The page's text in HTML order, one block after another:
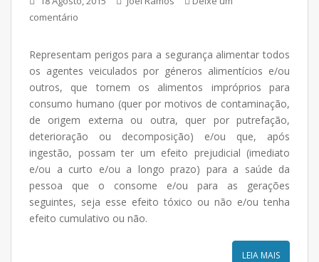
comentário
Representam perigos para a segurança alimentar todos
os agentes veiculados por géneros alimentícios e/ou
outros, que tornem os alimentos impróprios para
consumo humano (quer por motivos de contaminação,
de origem externa ou outra, quer por putrefação,
deterioração ou decomposição) e/ou que, após
ingestão, possam ter um efeito prejudicial (imediato
e/ou a curto e/ou a longo prazo) para a saúde da
pessoa que o consome e/ou para as gerações
seguintes, seja esse efeito tóxico ou não e/ou tenha
efeito cumulativo ou não.
LEIA MAIS